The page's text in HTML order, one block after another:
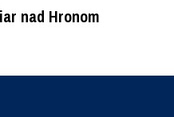
nad Hronom